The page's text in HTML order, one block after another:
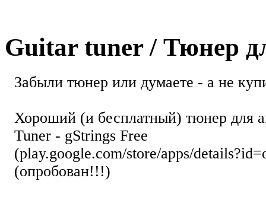
Guitar tuner / Тюнер
Забыли тюнер или думаете - а не
Хороший (и бесплатный) тюнер для
Tuner - gStrings Free
(play.google.com/store/apps/
(опробован!!!)